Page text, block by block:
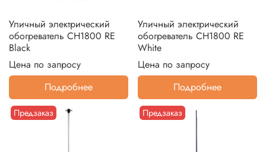
Уличный электрический
обогреватель CH1800 RE
Black
Цена по запросу
Подробнее
Уличный электрический
обогреватель CH1800 RE
White
Цена по запросу
Подробнее
Предзаказ Предзаказ